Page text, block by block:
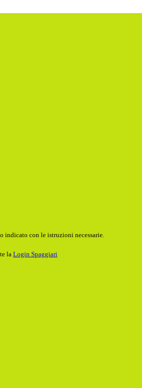
indicato con le istruzioni necessarie.
la Login Spaggiari